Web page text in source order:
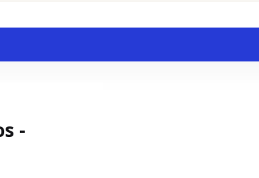
-